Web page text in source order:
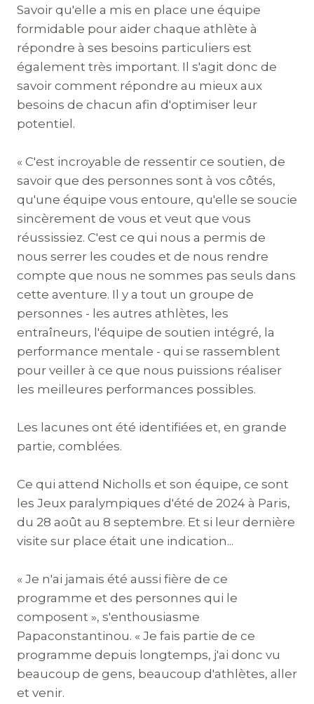
Savoir qu'elle a mis en place une équipe
formidable pour aider chaque athlète à
répondre à ses besoins particuliers est
également très important. Il s'agit donc de
savoir comment répondre au mieux aux
besoins de chacun afin d'optimiser leur
potentiel.
« C'est incroyable de ressentir ce soutien, de
savoir que des personnes sont à vos côtés,
qu'une équipe vous entoure, qu'elle se soucie
sincèrement de vous et veut que vous
réussissiez. C'est ce qui nous a permis de
nous serrer les coudes et de nous rendre
compte que nous ne sommes pas seuls dans
cette aventure. Il y a tout un groupe de
personnes - les autres athlètes, les
entraîneurs, l'équipe de soutien intégré, la
performance mentale - qui se rassemblent
pour veiller à ce que nous puissions réaliser
les meilleures performances possibles.
Les lacunes ont été identifiées et, en grande
partie, comblées.
Ce qui attend Nicholls et son équipe, ce sont
les Jeux paralympiques d'été de 2024 à Paris,
du 28 août au 8 septembre. Et si leur dernière
visite sur place était une indication...
« Je n'ai jamais été aussi fière de ce
programme et des personnes qui le
composent », s'enthousiasme
Papaconstantinou. « Je fais partie de ce
programme depuis longtemps, j'ai donc vu
beaucoup de gens, beaucoup d'athlètes, aller
et venir.